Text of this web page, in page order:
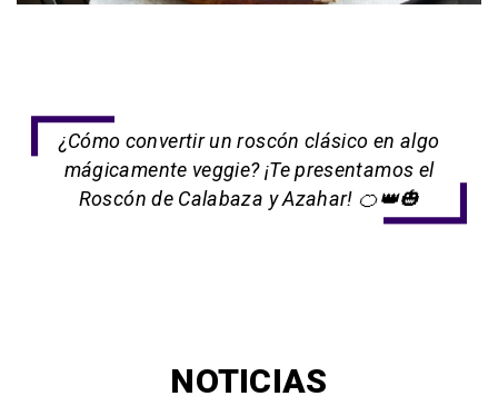
¿Cómo convertir un roscón clásico en algo
mágicamente veggie? ¡Te presentamos el
Roscón de Calabaza y Azahar! 🍊👑🎃
NOTICIAS